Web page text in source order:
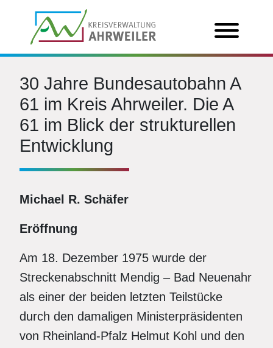
30 Jahre Bundesautobahn A
61 im Kreis Ahrweiler. Die A
61 im Blick der strukturellen
Entwicklung
Michael R. Schäfer
Eröffnung
Am 18. Dezember 1975 wurde der
Streckenabschnitt Mendig – Bad Neuenahr
als einer der beiden letzten Teilstücke
durch den damaligen Ministerpräsidenten
von Rheinland-Pfalz Helmut Kohl und den